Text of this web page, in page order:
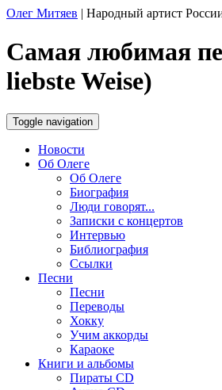
Олег Митяев | Народный артист
Самая любимая
liebste Weise)
Toggle navigation
Новости
Об Олеге
Об Олеге
Биография
Люди говорят...
Записки с концертов
Интервью
Библиография
Ссылки
Песни
Песни
Переводы
Хокку
Учим аккорды
Караоке
Книги и альбомы
Пираты CD